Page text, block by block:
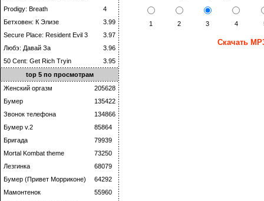
Prodigy: Breath
4
Бетховен: К Элизе
3.99
Secure Place: Resident Evil 3
3.97
Любэ: Давай За
3.96
50 Cent: Get Rich Tryin
3.95
top 5 по просмотрам
Женский оргазм
205628
Бумер
135422
Звонок телефона
134866
Бумер v.2
85864
Бригада
79939
Mortal Kombat theme
73250
Лезгинка
68079
Бумер (Привет Морриконе)
64292
Мамонтенок
55960
1 2 3 4
Скачать